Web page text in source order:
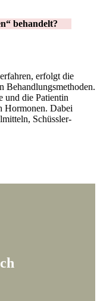
behandelt?
erfolgt die
Behandlungsmethoden.
und die Patientin
Hormonen. Dabei
Schüssler-